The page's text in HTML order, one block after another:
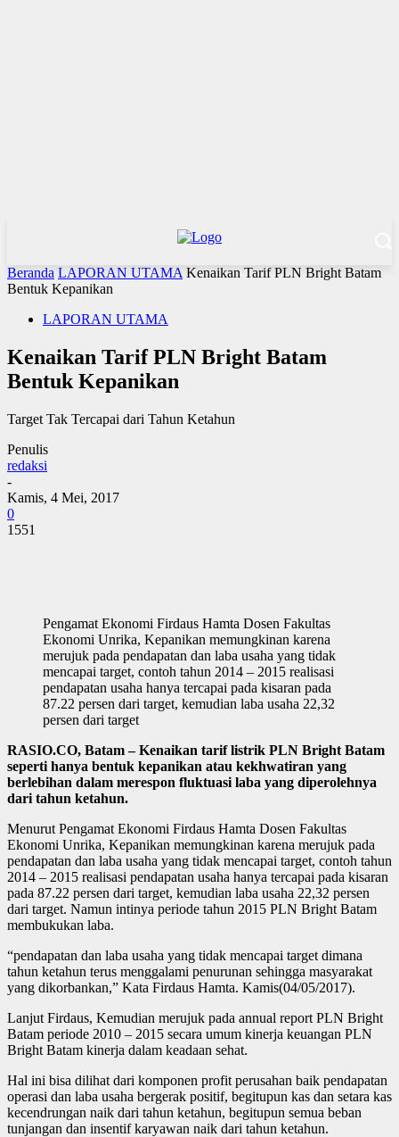
Beranda LAPORAN UTAMA Kenaikan Tarif PLN Bright Batam
Bentuk Kepanikan
LAPORAN UTAMA
Kenaikan Tarif PLN Bright Batam
Bentuk Kepanikan
Target Tak Tercapai dari Tahun Ketahun
Penulis
redaksi
-
Kamis, 4 Mei, 2017
0
1551
Pengamat Ekonomi Firdaus Hamta Dosen Fakultas
Ekonomi Unrika, Kepanikan memungkinan karena
merujuk pada pendapatan dan laba usaha yang tidak
mencapai target, contoh tahun 2014 – 2015 realisasi
pendapatan usaha hanya tercapai pada kisaran pada
87.22 persen dari target, kemudian laba usaha 22,32
persen dari target
RASIO.CO, Batam – Kenaikan tarif listrik PLN Bright Batam
seperti hanya bentuk kepanikan atau kekhwatiran yang
berlebihan dalam merespon fluktuasi laba yang diperolehnya
dari tahun ketahun.
Menurut Pengamat Ekonomi Firdaus Hamta Dosen Fakultas
Ekonomi Unrika, Kepanikan memungkinan karena merujuk pada
pendapatan dan laba usaha yang tidak mencapai target, contoh tahun
2014 – 2015 realisasi pendapatan usaha hanya tercapai pada kisaran
pada 87.22 persen dari target, kemudian laba usaha 22,32 persen
dari target. Namun intinya periode tahun 2015 PLN Bright Batam
membukukan laba.
“pendapatan dan laba usaha yang tidak mencapai target dimana
tahun ketahun terus menggalami penurunan sehingga masyarakat
yang dikorbankan,” Kata Firdaus Hamta. Kamis(04/05/2017).
Lanjut Firdaus, Kemudian merujuk pada annual report PLN Bright
Batam periode 2010 – 2015 secara umum kinerja keuangan PLN
Bright Batam kinerja dalam keadaan sehat.
Hal ini bisa dilihat dari komponen profit perusahan baik pendapatan
operasi dan laba usaha bergerak positif, begitupun kas dan setara kas
kecendrungan naik dari tahun ketahun, begitupun semua beban
tunjangan dan insentif karyawan naik dari tahun ketahun.